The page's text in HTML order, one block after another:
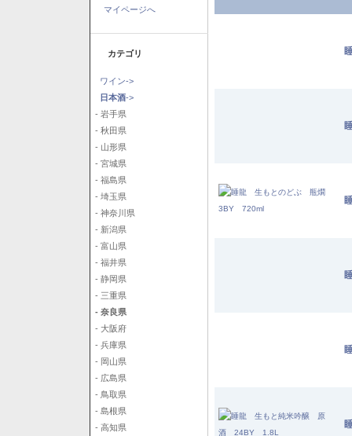
マイページへ
カテゴリ
ワイン->
日本酒->
- 岩手県
- 秋田県
- 山形県
- 宮城県
- 福島県
- 埼玉県
- 神奈川県
- 新潟県
- 富山県
- 福井県
- 静岡県
- 三重県
- 奈良県
- 大阪府
- 兵庫県
- 岡山県
- 広島県
- 鳥取県
- 島根県
- 高知県